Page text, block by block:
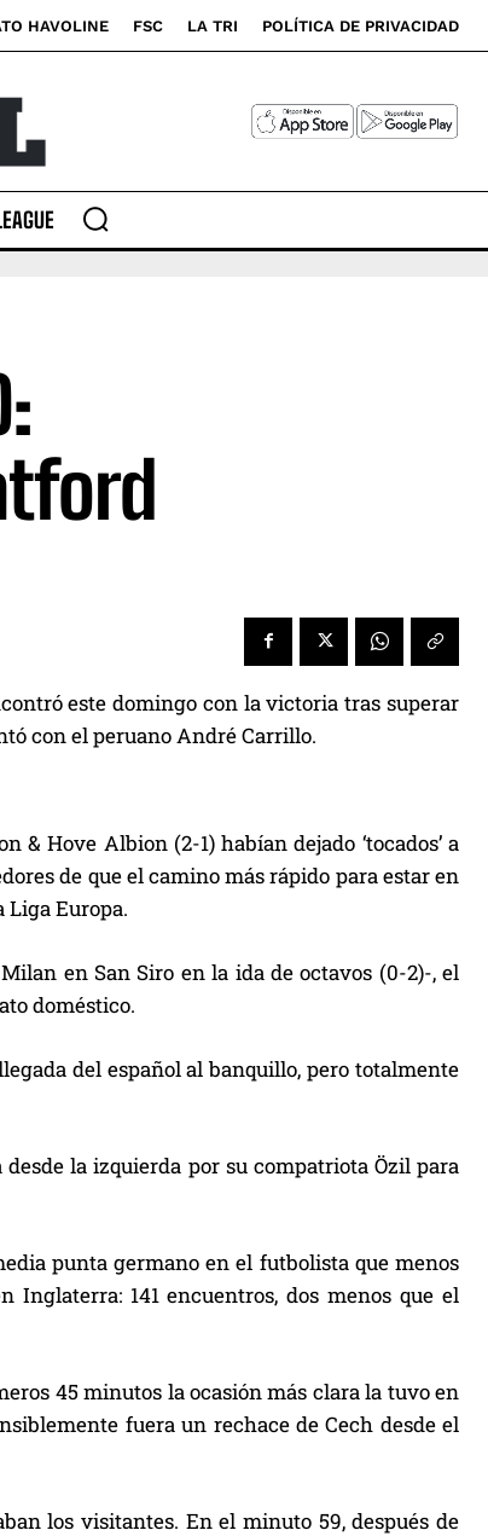
HAVOLINE FSC LA TRI POLÍTICA DE PRIVACIDAD
este domingo con la victoria tras superar
con el peruano André Carrillo.
Hove Albion (2-1) habían dejado ‘tocados’ a
de que el camino más rápido para estar en
Liga Europa.
en San Siro en la ida de octavos (0-2)-, el
doméstico.
del español al banquillo, pero totalmente
la izquierda por su compatriota Özil para
punta germano en el futbolista que menos
141 encuentros, dos menos que el
45 minutos la ocasión más clara la tuvo en
fuera un rechace de Cech desde el
los visitantes. En el minuto 59, después de